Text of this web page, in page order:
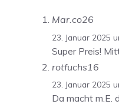
Mar.co26
23. Januar 2025
Super Preis!
rotfuchs16
23. Januar 2025
Da macht m.E.